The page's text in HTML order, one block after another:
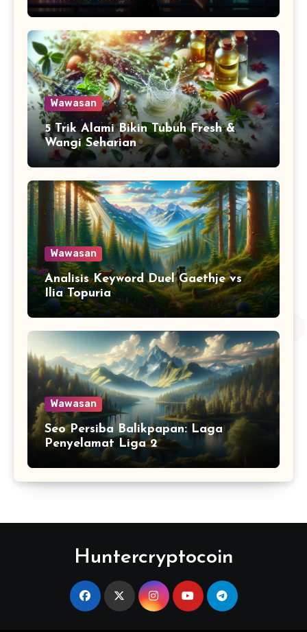
Wawasan
5 Trik Alami Bikin Tubuh Fresh &
Wangi Seharian
Wawasan
Analisis Keyword Duel Gaethje vs
Ilia Topuria
Wawasan
Seo Persiba Balikpapan: Laga
Penyelamat Liga 2
Huntercryptocoin